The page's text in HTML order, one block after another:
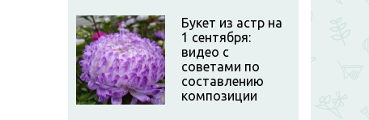
Букет из астр на
1 сентября:
видео с
советами по
составлению
композиции